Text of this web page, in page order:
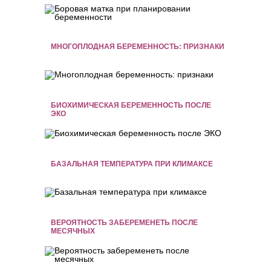
МНОГОПЛОДНАЯ БЕРЕМЕННОСТЬ: ПРИЗНАКИ
БИОХИМИЧЕСКАЯ БЕРЕМЕННОСТЬ ПОСЛЕ
ЭКО
БАЗАЛЬНАЯ ТЕМПЕРАТУРА ПРИ КЛИМАКСЕ
ВЕРОЯТНОСТЬ ЗАБЕРЕМЕНЕТЬ ПОСЛЕ
МЕСЯЧНЫХ